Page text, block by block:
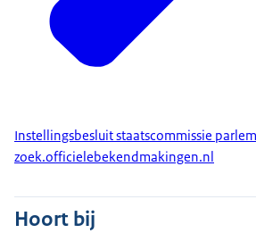
Instellingsbesluit staatscommissie
zoek.officielebekendmakingen.nl
Hoort bij